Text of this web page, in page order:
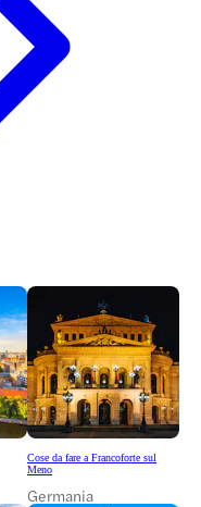
Cose da fare a Francoforte sul
Meno
Germania